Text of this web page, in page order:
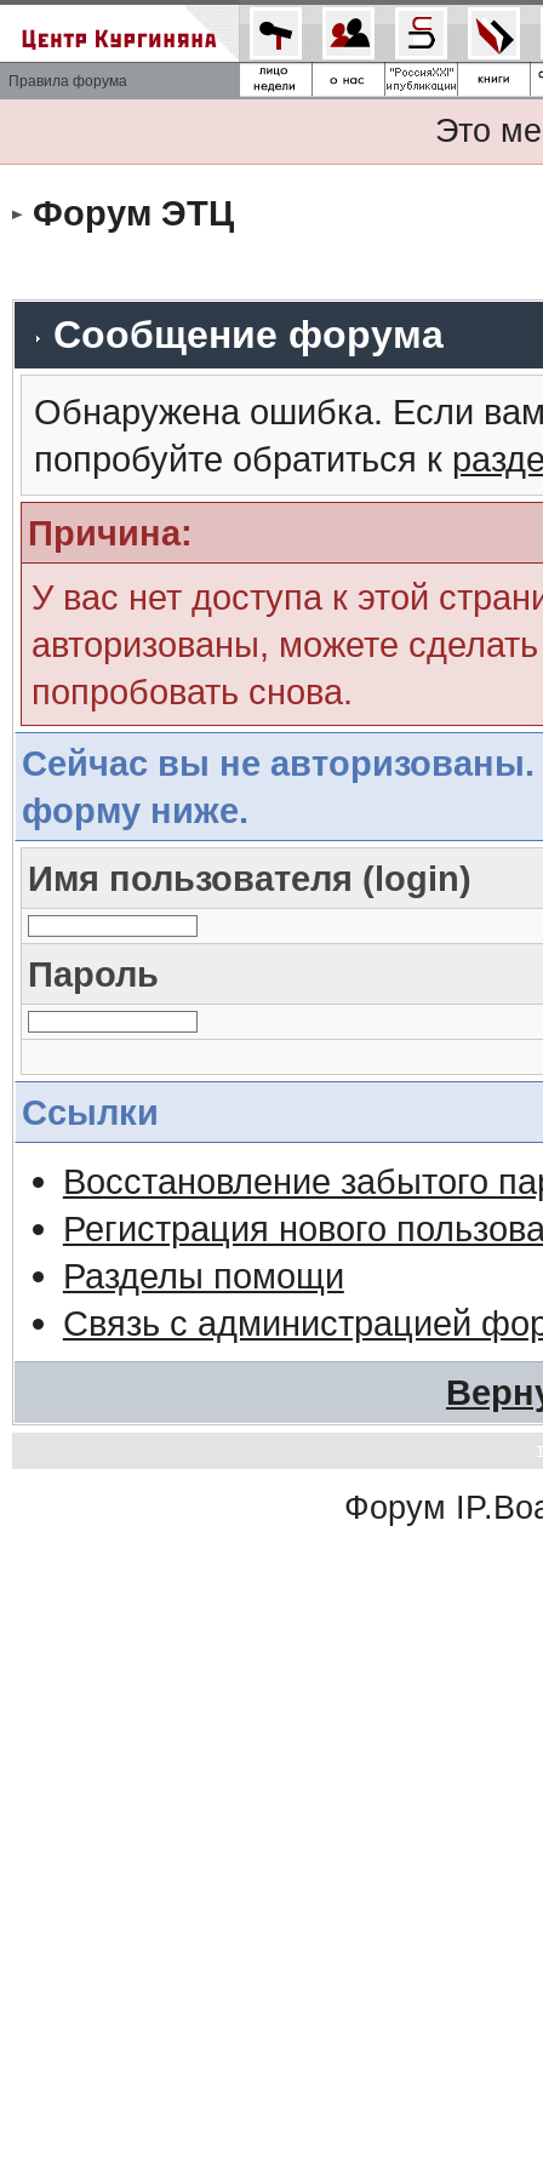
Правила форума
Это
Форум ЭТЦ
Сообщение форума
Обнаружена ошибка. Если
попробуйте обратиться к
Причина:
У вас нет доступа к этой
авторизованы, можете
попробовать снова.
Сейчас вы не авторизованы.
форму ниже.
Имя пользователя (login)
Пароль
Ссылки
Восстановление забытого
Регистрация нового
Разделы помощи
Связь с администрацией
Форум